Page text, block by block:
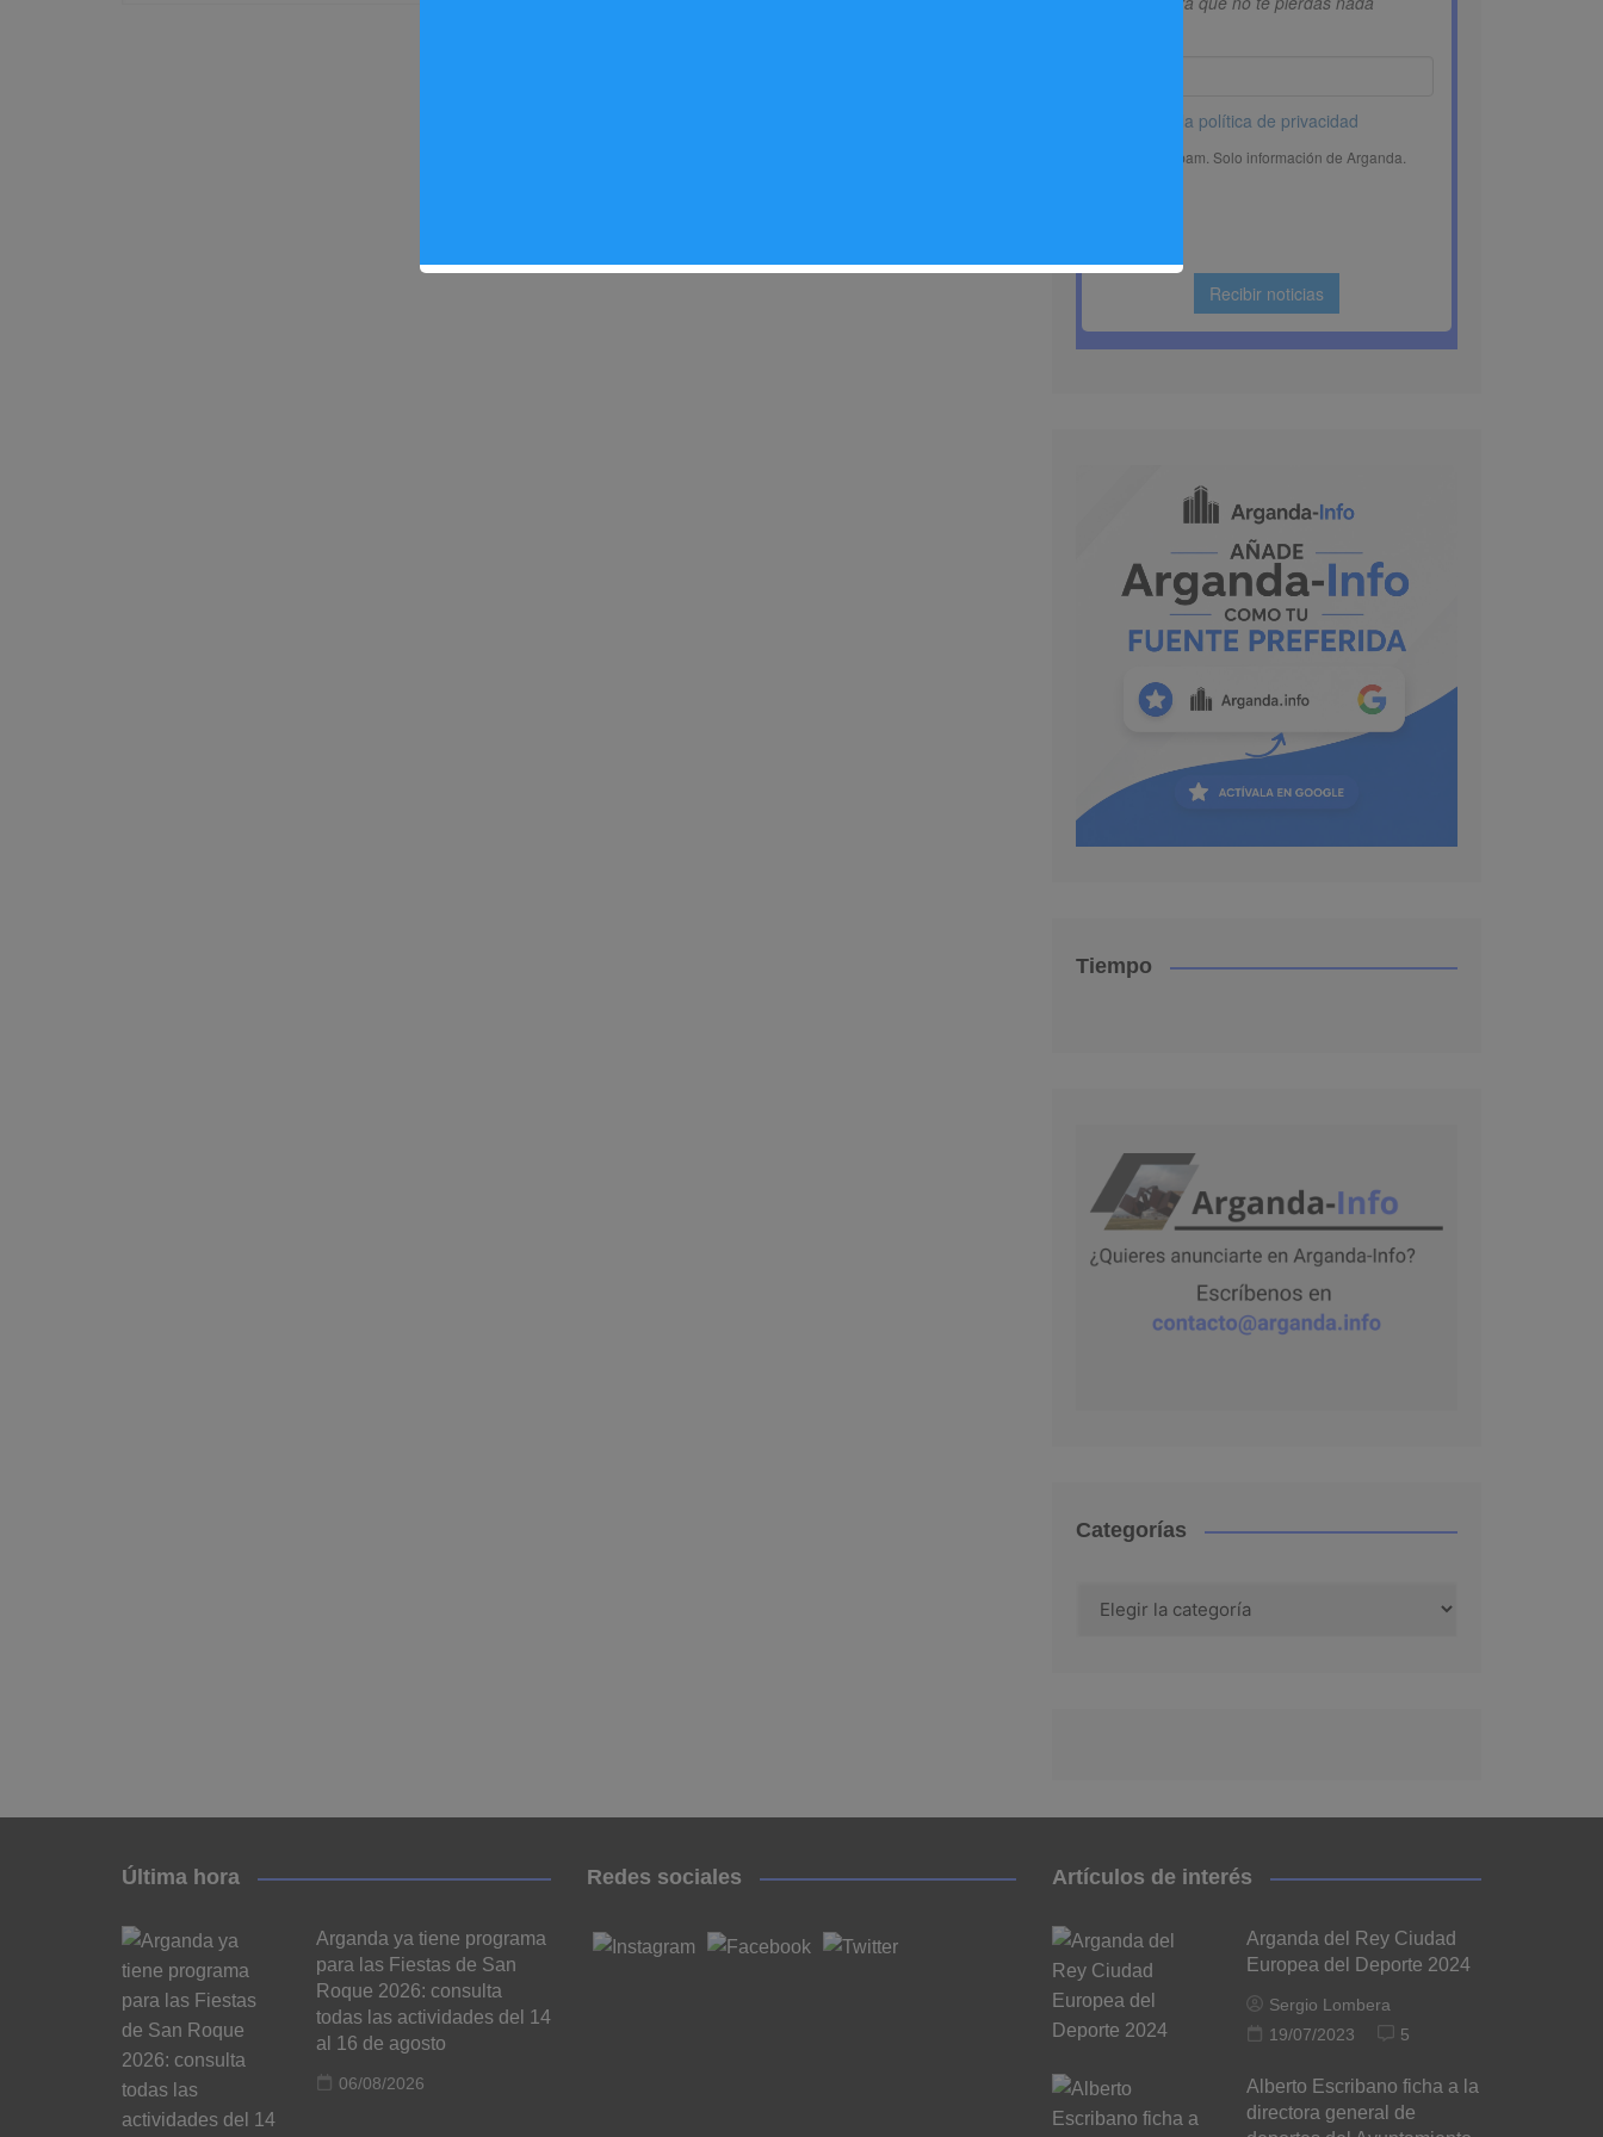
Tiempo
Categorías
Última hora
Arganda ya tiene programa
para las Fiestas de San
Roque 2026: consulta
todas las actividades del 14
al 16 de agosto
06/08/2026
Redes sociales Artículos de interés
Arganda del Rey Ciudad
Europea del Deporte 2024
Sergio Lombera
19/07/2023
5
Alberto Escribano ficha a la
directora general de